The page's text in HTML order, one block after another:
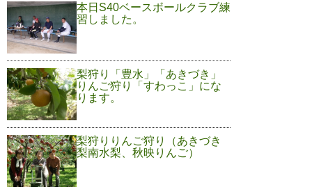
本日S40ベースボールクラブ練
習しました。
梨狩り「豊水」「あきづき」
りんご狩り「すわっこ」にな
ります。
梨狩りりんご狩り（あきづき
梨南水梨、秋映りんご）